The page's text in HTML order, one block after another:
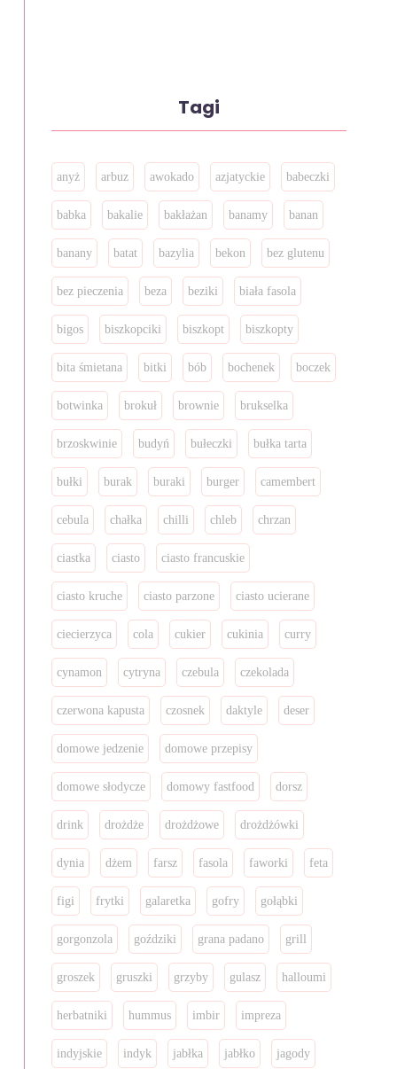
Tagi
anyż arbuz awokado azjatyckie babeczki
babka bakalie bakłażan banamy banan
banany batat bazylia bekon bez glutenu
bez pieczenia beza beziki biała fasola
bigos biszkopciki biszkopt biszkopty
bita śmietana bitki bób bochenek boczek
botwinka brokuł brownie brukselka
brzoskwinie budyń bułeczki bułka tarta
bułki burak buraki burger camembert
cebula chałka chilli chleb chrzan
ciastka ciasto ciasto francuskie
ciasto kruche ciasto parzone ciasto ucierane
ciecierzyca cola cukier cukinia curry
cynamon cytryna czebula czekolada
czerwona kapusta czosnek daktyle deser
domowe jedzenie domowe przepisy
domowe słodycze domowy fastfood dorsz
drink drożdże drożdżowe drożdżówki
dynia dżem farsz fasola faworki feta
figi frytki galaretka gofry gołąbki
gorgonzola goździki grana padano grill
groszek gruszki grzyby gulasz halloumi
herbatniki hummus imbir impreza
indyjskie indyk jabłka jabłko jagody